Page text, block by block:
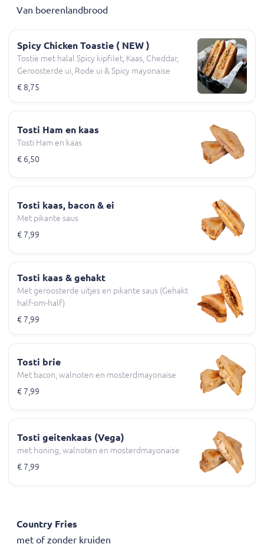
Van boerenlandbrood
Spicy Chicken Toastie ( NEW )
Tostie met halal Spicy kipfilet, Kaas, Cheddar,
Geroosterde ui, Rode ui & Spicy mayonaise
€ 8,75
Tosti Ham en kaas
Tosti Ham en kaas
€ 6,50
Tosti kaas, bacon & ei
Met pikante saus
€ 7,99
Tosti kaas & gehakt
Met geroosterde uitjes en pikante saus (Gehakt
half-om-half)
€ 7,99
Tosti brie
Met bacon, walnoten en mosterdmayonaise
€ 7,99
Tosti geitenkaas (Vega)
met honing, walnoten en mosterdmayonaise
€ 7,99
Country Fries
met of zonder kruiden